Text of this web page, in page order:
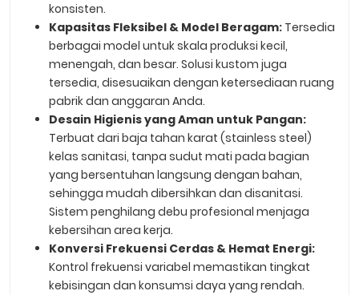
konsisten.
Kapasitas Fleksibel & Model Beragam: Tersedia
berbagai model untuk skala produksi kecil,
menengah, dan besar. Solusi kustom juga
tersedia, disesuaikan dengan ketersediaan ruang
pabrik dan anggaran Anda.
Desain Higienis yang Aman untuk Pangan:
Terbuat dari baja tahan karat (stainless steel)
kelas sanitasi, tanpa sudut mati pada bagian
yang bersentuhan langsung dengan bahan,
sehingga mudah dibersihkan dan disanitasi.
Sistem penghilang debu profesional menjaga
kebersihan area kerja.
Konversi Frekuensi Cerdas & Hemat Energi:
Kontrol frekuensi variabel memastikan tingkat
kebisingan dan konsumsi daya yang rendah.